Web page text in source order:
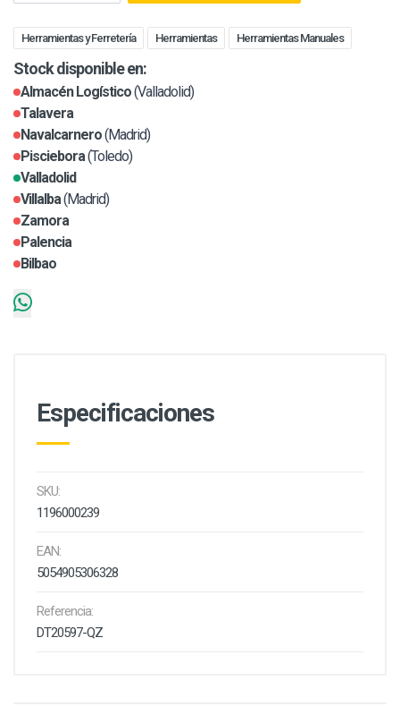
Herramientas y Ferretería Herramientas Herramientas Manuales
Stock disponible en:
Almacén Logístico(Valladolid)
Talavera
Navalcarnero(Madrid)
Pisciebora(Toledo)
Valladolid
Villalba(Madrid)
Zamora
Palencia
Bilbao
Especificaciones
SKU:
1196000239
EAN:
5054905306328
Referencia:
DT20597-QZ